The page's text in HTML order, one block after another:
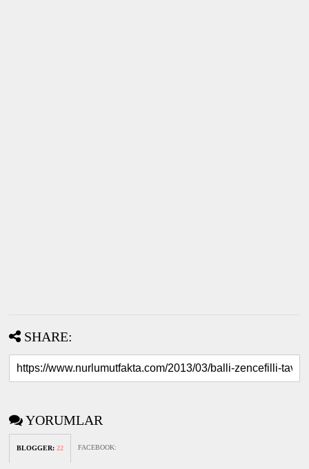
SHARE:
YORUMLAR
BLOGGER:22 FACEBOOK: